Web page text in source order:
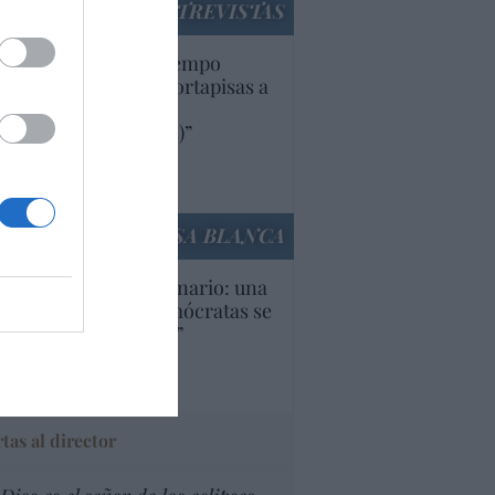
ENTREVISTAS
lleva mucho tiempo
aranceles y cortapisas a
y compañías
(y europeas)”
LA CASA BLANCA
Inquietante escenario: una
parte de los demócratas se
como “socialista”
al director